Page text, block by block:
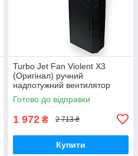
Turbo Jet Fan Violent X3
(Оригінал) ручний
надпотужний вентилятор
акумуляторний від USB —
Чорний
Готово до відправки
1 972 ₴ 2 713 ₴
Купити